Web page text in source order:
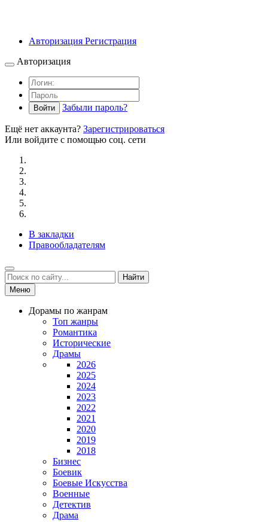
Авторизация Регистрация
Авторизация
Войти Забыли пароль?
Ещё нет аккаунта? Зарегистрироваться
Или войдите с помощью соц. сети
В закладки
Правообладателям
Найти
Меню
Дорамы по жанрам
Топ жанры
Романтика
Исторические
Драмы
2026
2025
2024
2023
2022
2021
2020
2019
2018
Бизнес
Боевик
Боевые Искусства
Военные
Детектив
Драма